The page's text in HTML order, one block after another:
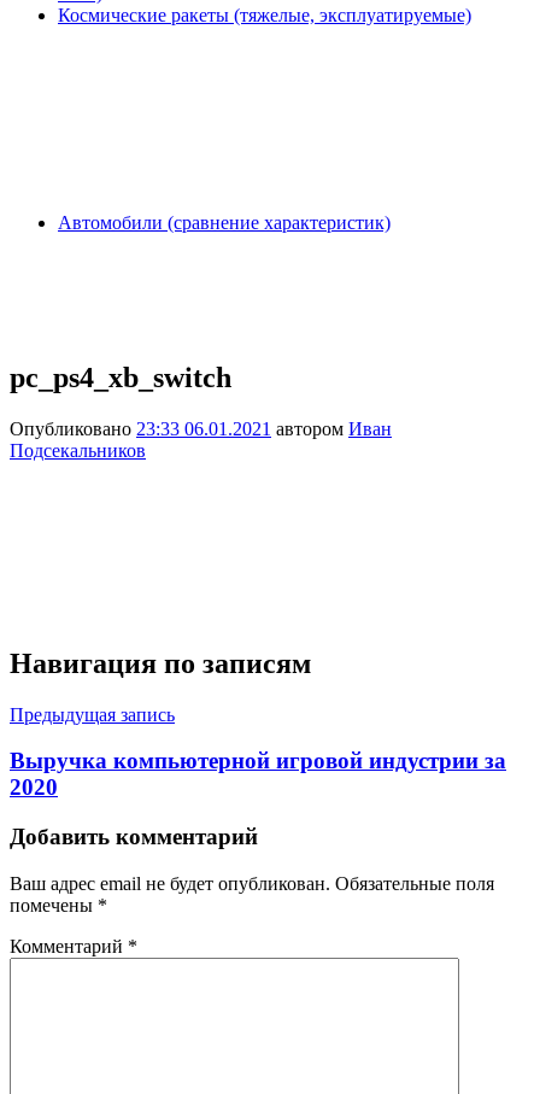
Космические ракеты (тяжелые, эксплуатируемые)
Автомобили (сравнение характеристик)
pc_ps4_xb_switch
Опубликовано 23:33 06.01.2021 автором Иван
Подсекальников
Навигация по записям
Предыдущая запись
Выручка компьютерной игровой индустрии за
2020
Добавить комментарий
Ваш адрес email не будет опубликован. Обязательные поля
помечены *
Комментарий *